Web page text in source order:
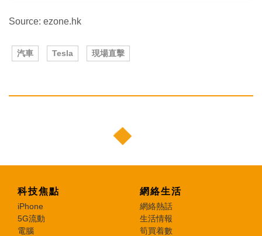
Source: ezone.hk
汽車 Tesla 現場直擊
科技焦點
iPhone
5G流動
電腦
網絡生活
網絡熱話
生活情報
筍買着數